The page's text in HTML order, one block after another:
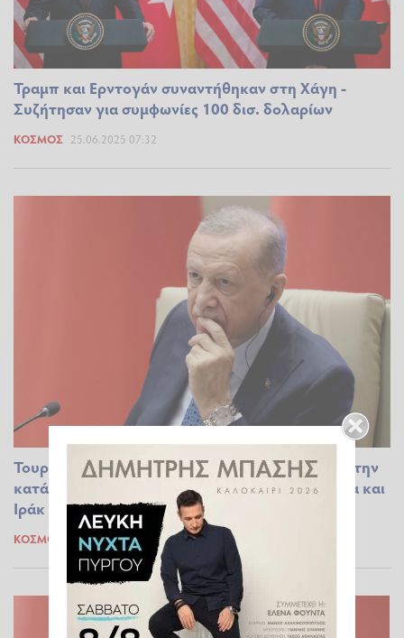
Τραμπ και Ερντογάν συναντήθηκαν στη Χάγη -
Συζήτησαν για συμφωνίες 100 δισ. δολαρίων
ΚΌΣΜΟΣ 25.06.2025 07:32
Τουρκία: Απολύτως ενισχυμένος ο Ερντογάν με την
κατάθεση όπλων του PKK - Το «αύριο» σε Συρία και
Ιράκ
ΚΌΣΜΟΣ 13.05.2025 07:11